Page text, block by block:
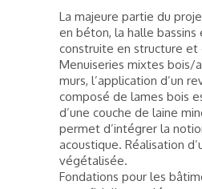
La majeure partie du
en béton, la halle
construite en structure et
Menuiseries mixtes bois/
murs, l’application d’un
composé de lames bois
d’une couche de laine
permet d’intégrer la
acoustique. Réalisation
végétalisée.
Fondations pour les